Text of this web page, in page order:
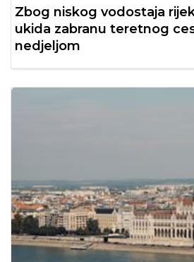
Zbog niskog vodostaja
ukida zabranu teretnog
nedjeljom